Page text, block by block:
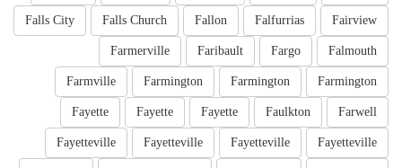
Fairview
Falfurrias
Fallon
Falls Church
Falls City
Falmouth
Fargo
Faribault
Farmerville
Farmington
Farmington
Farmington
Farmville
Farwell
Faulkton
Fayette
Fayette
Fayette
Fayetteville
Fayetteville
Fayetteville
Fayetteville